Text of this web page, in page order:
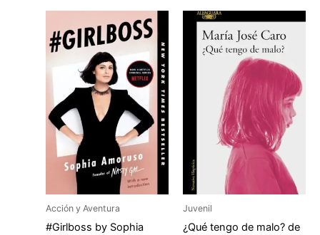
Acción y Aventura
#Girlboss by Sophia
Juvenil
¿Qué tengo de malo? de